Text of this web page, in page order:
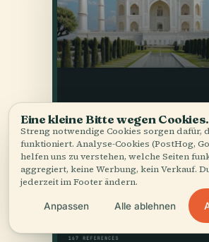
Eine kleine Bitte wegen Cookies.
Streng notwendige Cookies sorgen dafür,
funktioniert. Analyse-Cookies (PostHog,
helfen uns zu verstehen, welche Seiten
aggregiert, keine Werbung, kein Verkauf.
jederzeit im Footer ändern.
Anpassen Alle ablehnen